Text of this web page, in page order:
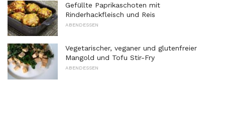
Gefüllte Paprikaschoten mit
Rinderhackfleisch und Reis
ABENDESSEN
Vegetarischer, veganer und glutenfreier
Mangold und Tofu Stir-Fry
ABENDESSEN